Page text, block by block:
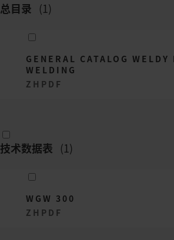
总目录 (1)
GENERAL CATALOG WELDY
WELDING
ZH PDF
技术数据表 (1)
WGW 300
ZH PDF